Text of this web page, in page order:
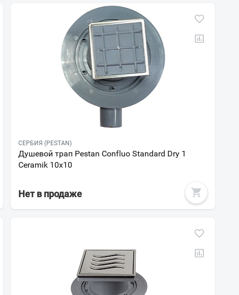
СЕРБИЯ (PESTAN)
Душевой трап Pestan Confluo Standard Dry 1
Ceramik 10x10
Нет в продаже